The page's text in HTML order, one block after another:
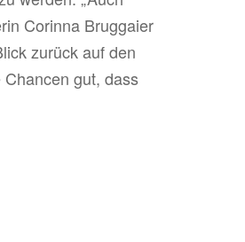
Corinna Bruggaier
zurück auf den
gut, dass